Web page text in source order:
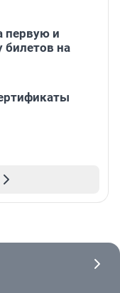
первую и
билетов на